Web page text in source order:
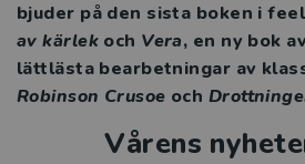
bjuder på den sista boken i
av kärlek och Vera, en ny bok
lättlästa bearbetningar av
Robinson Crusoe och
Vårens